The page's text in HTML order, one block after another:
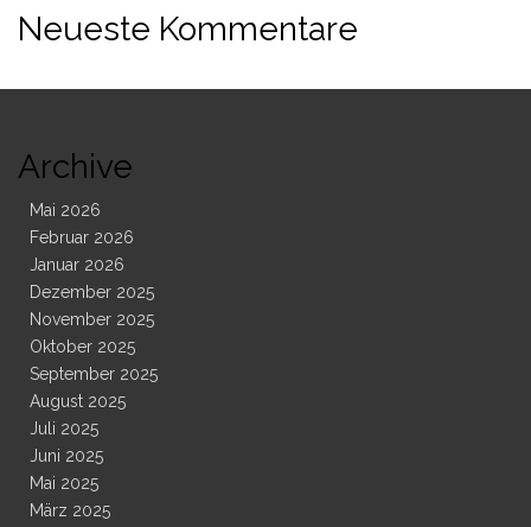
Neueste Kommentare
Archive
Mai 2026
Februar 2026
Januar 2026
Dezember 2025
November 2025
Oktober 2025
September 2025
August 2025
Juli 2025
Juni 2025
Mai 2025
März 2025